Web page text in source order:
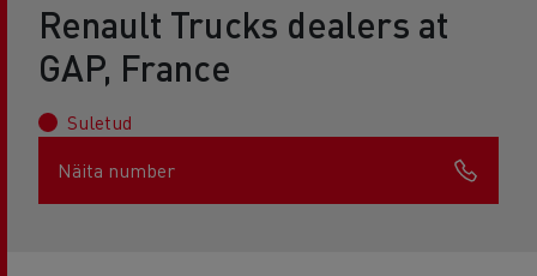
Renault Trucks dealers at
GAP, France
Suletud
Näita number